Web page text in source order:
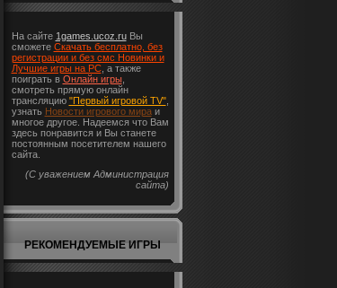
На сайте 1games.ucoz.ruВы
сможете Скачать бесплатно, без
регистрации и без смс Новинки и
Лучшие игры на PC, а также
поиграть в Онлайн игры,
смотреть прямую онлайн
трансляцию "Первый игровой TV",
узнать Новости игрового мираи
многое другое. Надеемся что Вам
здесь понравится и Вы станете
постоянным посетителем нашего
сайта.
(С уважением Администрация
сайта)
РЕКОМЕНДУЕМЫЕ ИГРЫ